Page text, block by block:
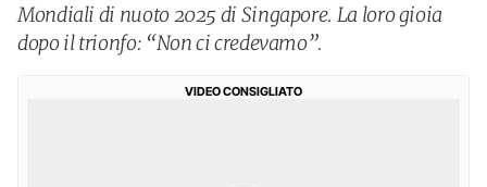
Mondiali di nuoto 2025 di Singapore. La loro gioia
dopo il trionfo: “Non ci credevamo”.
VIDEO CONSIGLIATO